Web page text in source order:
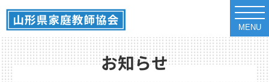
t
o
g
g
l
e
n
MENU
お知らせ